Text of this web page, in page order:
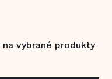
vybrané produkty